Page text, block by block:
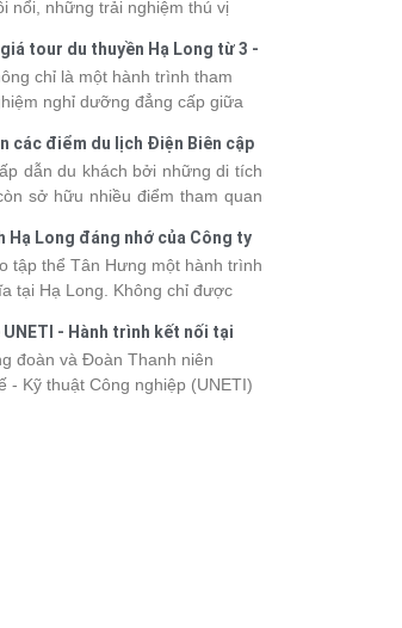
nổi, những trải nghiệm thú vị
phút giây đồng hành bên
một chuyến đi tràn đầy cảm xúc
giá tour du thuyền Hạ Long từ 3 -
chỉ là một hành trình tham
nghỉ dưỡng đẳng cấp giữa
dịch vụ khác nhau, khiến nhiều
lựa chọn. Bài viết dưới đây sẽ
thuyền Hạ Long mới nhất
dễ dàng so sánh và tìm
với nhu cầu cũng như ngân
các điểm du lịch Điện Biên cập
dẫn du khách bởi những di tích
sở hữu nhiều điểm tham quan
phá vùng đất này, việc cập nhật
chủ động hơn trong lịch trình và
Travel tham khảo bảng giá vé
du lịch Điện Biênmới nhất năm
Hạ Long đáng nhớ của Công ty
tập thể Tân Hưng một hành trình
tại Hạ Long. Không chỉ được
kết, sẻ chia và lưu giữ nhiều
Hãy cùng nhìn lại chuyến đi
trải nghiệm khó quên.
- Hành trình kết nối tại
đoàn và Đoàn Thanh niên
- Kỹ thuật Công nghiệp (UNETI)